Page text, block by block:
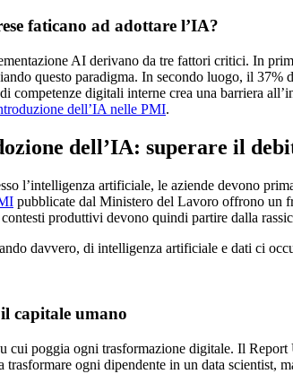
faticano ad adottare l’IA?
AI derivano da tre fattori critici. In
questo paradigma. In secondo luogo, il
competenze digitali interne crea una barriera
dell’IA nelle PMI.
dell’IA: superare il
l’intelligenza artificiale, le aziende devono
pubblicate dal Ministero del Lavoro offrono un
produttivi devono quindi partire dalla
davvero, di intelligenza artificiale e dati ci
capitale umano
cui poggia ogni trasformazione digitale. Il
trasformare ogni dipendente in un data scientist,